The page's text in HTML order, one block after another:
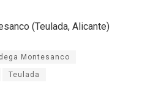
(Teulada, Alicante)
Montesanco
Teulada